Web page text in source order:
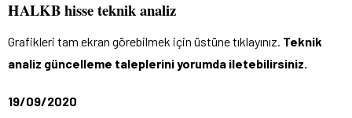
HALKB hisse teknik analiz
Grafikleri tam ekran görebilmek için üstüne tıklayınız. Teknik
analiz güncelleme taleplerini yorumda iletebilirsiniz.
19/09/2020